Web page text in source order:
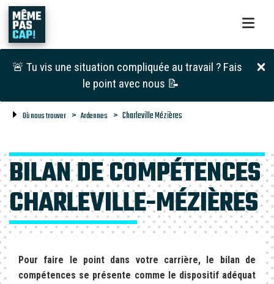
🚨 Tu vis une situation compliquée au travail ? Fais
le point avec nous 📝
Où nous trouver Ardennes Charleville Mézières
BILAN DE COMPÉTENCES
CHARLEVILLE-MÉZIÈRES
Pour faire le point dans votre carrière, le bilan de
compétences se présente comme le dispositif adéquat